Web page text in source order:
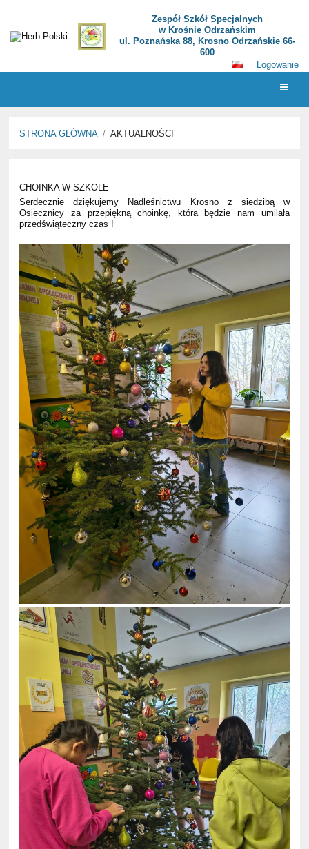
Zespół Szkół Specjalnych
w Krośnie Odrzańskim
ul. Poznańska 88, Krosno Odrzańskie 66-
600
Logowanie
STRONA GŁÓWNA / AKTUALNOŚCI
CHOINKA W SZKOLE
Serdecznie dziękujemy Nadleśnictwu Krosno z siedzibą w
Osiecznicy za przepiękną choinkę, która będzie nam umilała
przedświąteczny czas !